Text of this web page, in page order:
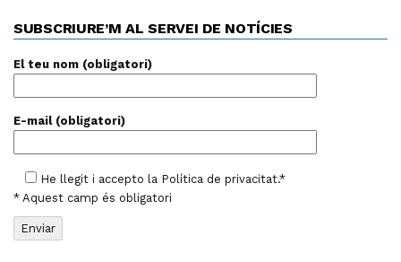
SUBSCRIURE’M AL SERVEI DE NOTÍCIES
El teu nom (obligatori)
E-mail (obligatori)
He llegit i accepto la Política de privacitat.*
* Aquest camp és obligatori